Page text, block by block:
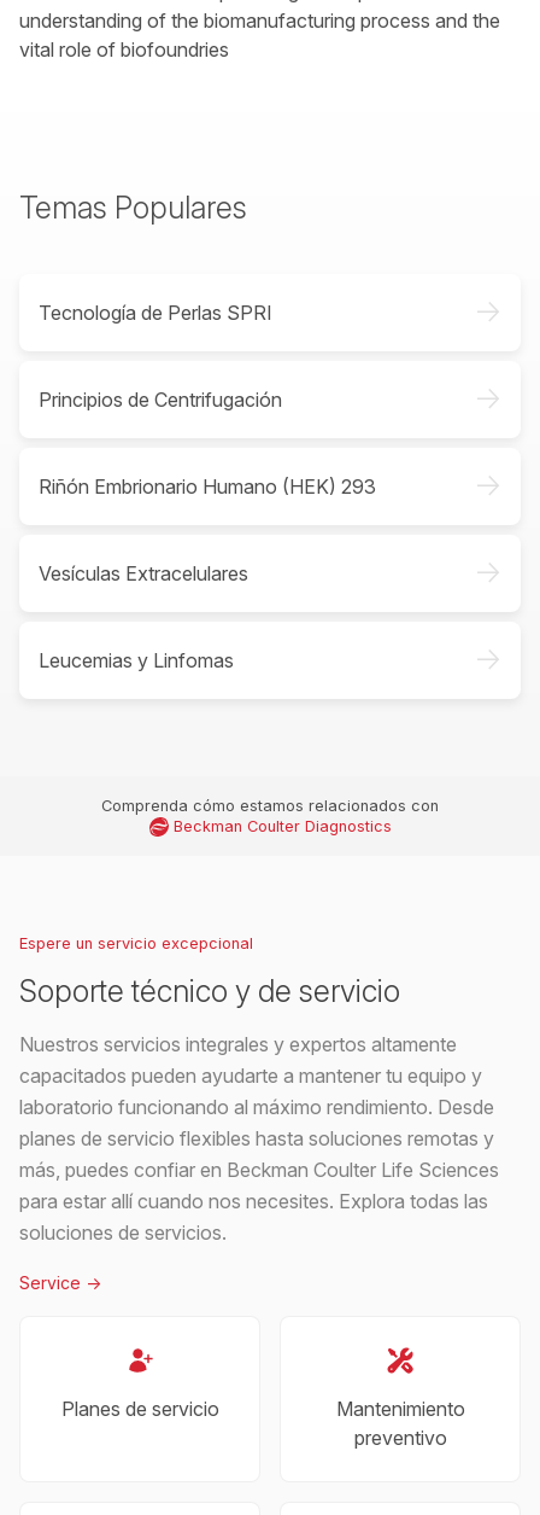
understanding of the biomanufacturing process and the
vital role of biofoundries
Temas Populares
Tecnología de Perlas SPRI ->
Principios de Centrifugación ->
Riñón Embrionario Humano (HEK) 293 ->
Vesículas Extracelulares ->
Leucemias y Linfomas ->
Comprenda cómo estamos relacionados con
Beckman Coulter Diagnostics
Espere un servicio excepcional
Soporte técnico y de servicio
Nuestros servicios integrales y expertos altamente
capacitados pueden ayudarte a mantener tu equipo y
laboratorio funcionando al máximo rendimiento. Desde
planes de servicio flexibles hasta soluciones remotas y
más, puedes confiar en Beckman Coulter Life Sciences
para estar allí cuando nos necesites. Explora todas las
soluciones de servicios.
Service ->
Planes de servicio
Mantenimiento
preventivo